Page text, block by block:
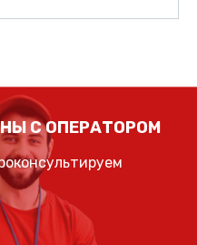
С ОПЕРАТОРОМ